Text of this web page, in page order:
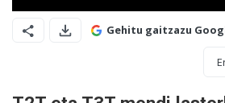
Gehitu gaitzazu